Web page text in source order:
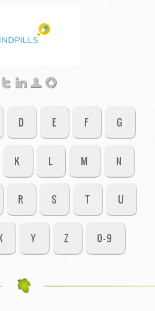
D E F G
K L M N
R S T U
Y Z 0-9